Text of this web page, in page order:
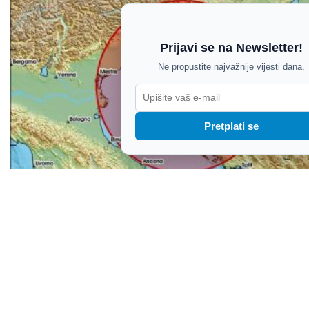
Prijavi se na Newsletter!
Ne propustite najvažnije vijesti dana.
Pretplati se